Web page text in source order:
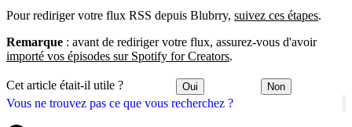
Vous ne trouvez pas ce que vous recherchez ?
Pour rediriger votre flux RSS depuis Blubrry, suivez ces étapes.
Remarque : avant de rediriger votre flux, assurez-vous d'avoir
importé vos épisodes sur Spotify for Creators.
Cet article était-il utile ? Oui Non